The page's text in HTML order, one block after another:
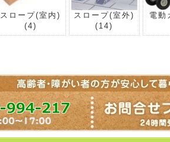
スロープ(室内)
(4)
スロープ(室外)
(14)
電動